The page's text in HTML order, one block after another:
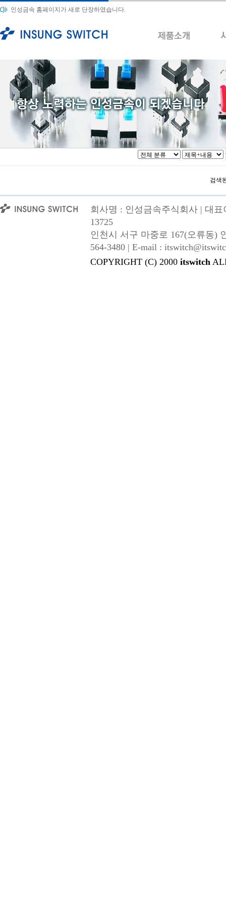
인성금속 홈페이지가 새로 단장하였습니다.
검색
회사명 : 인성금속주식회사 | 대
13725
인천시 서구 마중로 167(오류동)
564-3480 | E-mail :
COPYRIGHT (C) 2000 itswitch